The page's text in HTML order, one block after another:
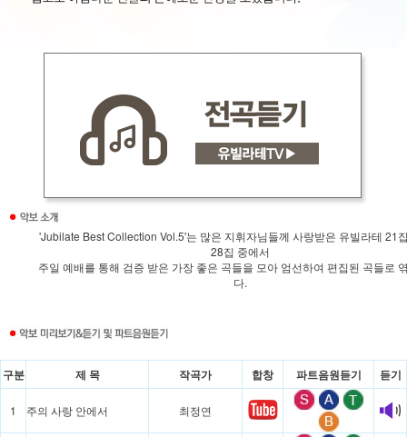
'Jubilate Best Collection Vol.5'는 많은 지휘자님들께 사랑받은 유빌라테 21
28집 중에서
주일 예배를 통해 검증 받은 가장 좋은 곡들을 모아 엄선하여 편집된 곡들로
다.
구분 제 목 작곡가 합창 파트음원듣기 듣기
1 주의 사랑 안에서 최정연